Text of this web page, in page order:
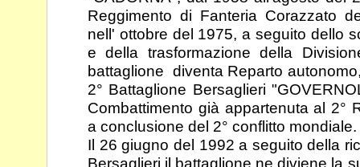
Reggimento di Fanteria Corazzato
nell' ottobre del 1975, a seguito dello
e della trasformazione della
battaglione diventa Reparto
2° Battaglione Bersaglieri
Combattimento già appartenuta al 2°
a conclusione del 2° conflitto mondiale.
Il 26 giugno del 1992 a seguito della
Bersaglieri il battaglione ne diviene la